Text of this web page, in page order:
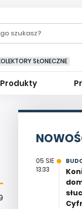
SŁONECZNE
Produkty
05 SIE
13:33